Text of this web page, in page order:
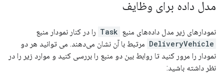
مدل داده برای وظایف
نمودارهای زیر مدل داده‌های منبع Task را در کنار نمودار منبع
DeliveryVehicle مرتبط با آن نشان می‌دهند. می توانید هر دو
نمودار را مرور کنید تا روابط بین دو منبع را بررسی کنید و موارد زیر را در
نظر داشته باشید: